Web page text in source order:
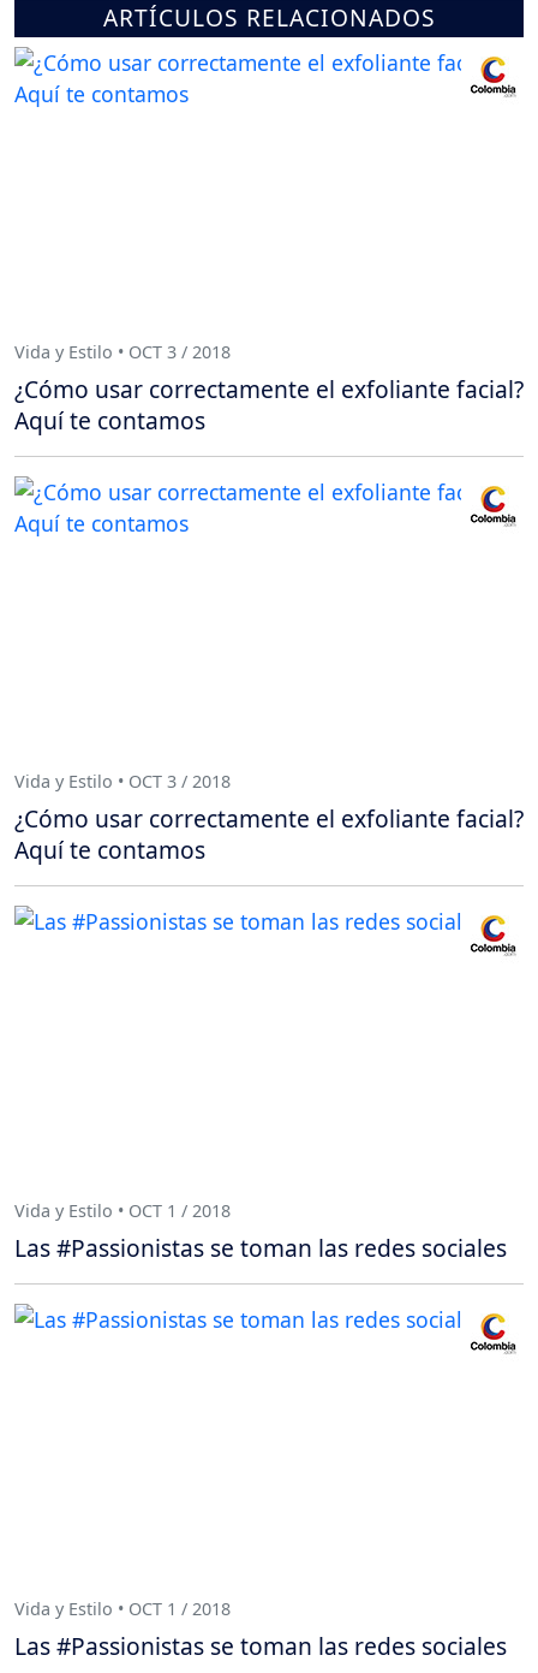
ARTÍCULOS RELACIONADOS
Vida y Estilo • OCT 3 / 2018
¿Cómo usar correctamente el exfoliante facial?
Aquí te contamos
Vida y Estilo • OCT 3 / 2018
¿Cómo usar correctamente el exfoliante facial?
Aquí te contamos
Vida y Estilo • OCT 1 / 2018
Las #Passionistas se toman las redes sociales
Vida y Estilo • OCT 1 / 2018
Las #Passionistas se toman las redes sociales